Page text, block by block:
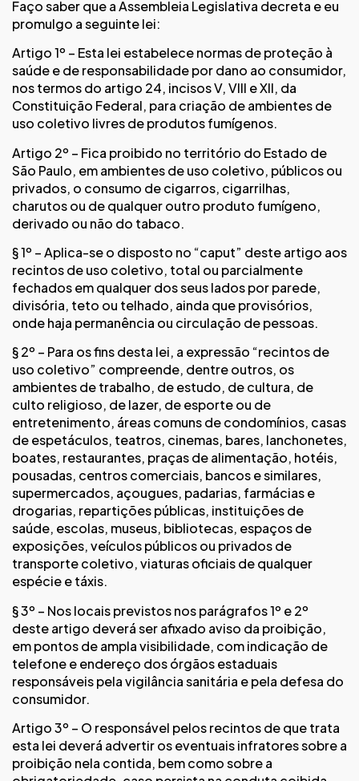
Faço saber que a Assembleia Legislativa decreta e eu
promulgo a seguinte lei:
Artigo 1º – Esta lei estabelece normas de proteção à
saúde e de responsabilidade por dano ao consumidor,
nos termos do artigo 24, incisos V, VIII e XII, da
Constituição Federal, para criação de ambientes de
uso coletivo livres de produtos fumígenos.
Artigo 2º – Fica proibido no território do Estado de
São Paulo, em ambientes de uso coletivo, públicos ou
privados, o consumo de cigarros, cigarrilhas,
charutos ou de qualquer outro produto fumígeno,
derivado ou não do tabaco.
§ 1º – Aplica-se o disposto no “caput” deste artigo aos
recintos de uso coletivo, total ou parcialmente
fechados em qualquer dos seus lados por parede,
divisória, teto ou telhado, ainda que provisórios,
onde haja permanência ou circulação de pessoas.
§ 2º – Para os fins desta lei, a expressão “recintos de
uso coletivo” compreende, dentre outros, os
ambientes de trabalho, de estudo, de cultura, de
culto religioso, de lazer, de esporte ou de
entretenimento, áreas comuns de condomínios, casas
de espetáculos, teatros, cinemas, bares, lanchonetes,
boates, restaurantes, praças de alimentação, hotéis,
pousadas, centros comerciais, bancos e similares,
supermercados, açougues, padarias, farmácias e
drogarias, repartições públicas, instituições de
saúde, escolas, museus, bibliotecas, espaços de
exposições, veículos públicos ou privados de
transporte coletivo, viaturas oficiais de qualquer
espécie e táxis.
§ 3º – Nos locais previstos nos parágrafos 1º e 2º
deste artigo deverá ser afixado aviso da proibição,
em pontos de ampla visibilidade, com indicação de
telefone e endereço dos órgãos estaduais
responsáveis pela vigilância sanitária e pela defesa do
consumidor.
Artigo 3º – O responsável pelos recintos de que trata
esta lei deverá advertir os eventuais infratores sobre a
proibição nela contida, bem como sobre a